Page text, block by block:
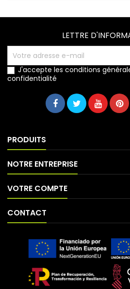
LETTRE
J'accepte les conditions
confidentialité
PRODUITS
NOTRE ENTREPRISE
VOTRE COMPTE
CONTACT